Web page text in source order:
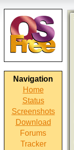
Navigation
Home
Status
Screenshots
Download
Forums
Tracker